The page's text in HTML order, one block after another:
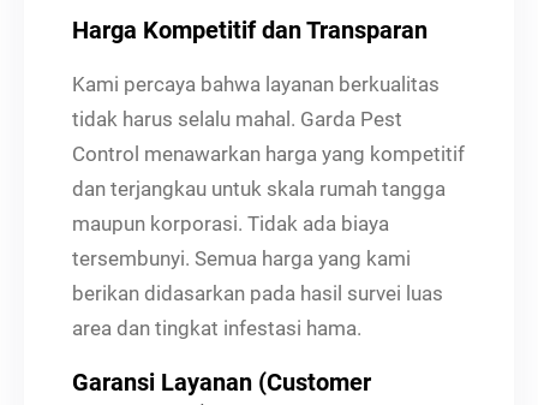
Harga Kompetitif dan Transparan
Kami percaya bahwa layanan berkualitas
tidak harus selalu mahal. Garda Pest
Control menawarkan harga yang kompetitif
dan terjangkau untuk skala rumah tangga
maupun korporasi. Tidak ada biaya
tersembunyi. Semua harga yang kami
berikan didasarkan pada hasil survei luas
area dan tingkat infestasi hama.
Garansi Layanan (Customer